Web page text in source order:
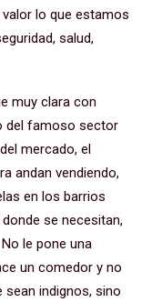
lo que estamos
salud,
muy clara con
del famoso sector
mercado, el
andan vendiendo,
en los barrios
se necesitan,
le pone una
un comedor y no
sean indignos, sino